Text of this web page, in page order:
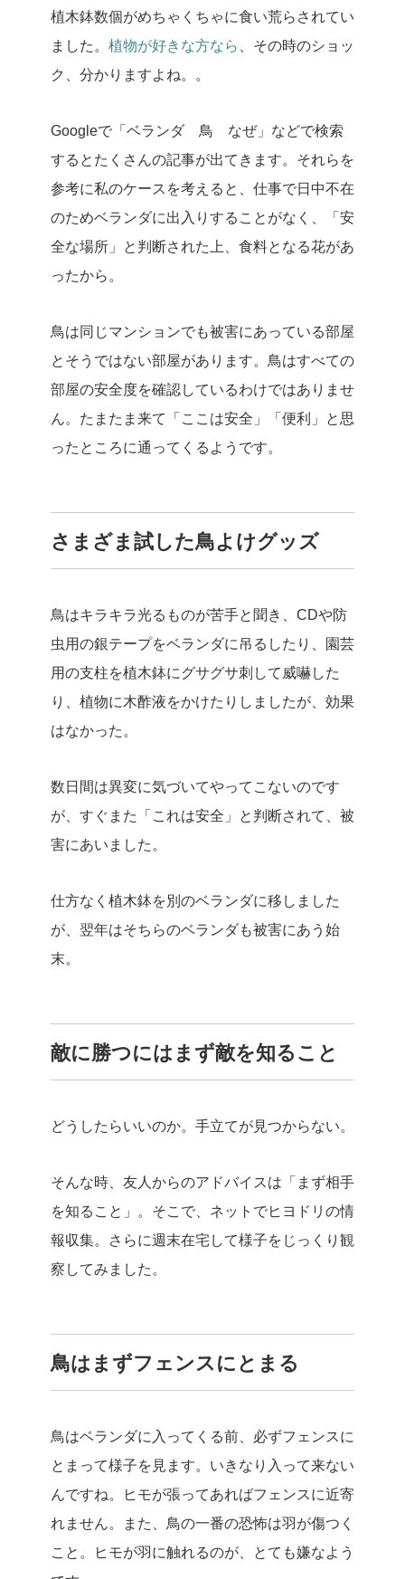
植木鉢数個がめちゃくちゃに食い荒らされてい
ました。 植物が好きな方なら
、その時のショッ
ク、分かりますよね。。
Googleで「ベランダ 鳥 なぜ」などで検索
するとたくさんの記事が出てきます。それらを
参考に私のケースを考えると、仕事で日中不在
のためベランダに出入りすることがなく、「安
全な場所」と判断された上、食料となる花があ
ったから。
鳥は同じマンションでも被害にあっている部屋
とそうではない部屋があります。鳥はすべての
部屋の安全度を確認しているわけではありませ
ん。たまたま来て「ここは安全」「便利」と思
ったところに通ってくるようです。
さまざま試した鳥よけグッズ
鳥はキラキラ光るものが苦手と聞き、CDや防
虫用の銀テープをベランダに吊るしたり、園芸
用の支柱を植木鉢にグサグサ刺して威嚇した
り、植物に木酢液をかけたりしましたが、効果
はなかった。
数日間は異変に気づいてやってこないのです
が、すぐまた「これは安全」と判断されて、被
害にあいました。
仕方なく植木鉢を別のベランダに移しました
が、翌年はそちらのベランダも被害にあう始
末。
敵に勝つにはまず敵を知ること
どうしたらいいのか。手立てが見つからない。
そんな時、友人からのアドバイスは「まず相手
を知ること」。そこで、ネットでヒヨドリの情
報収集。さらに週末在宅して様子をじっくり観
察してみました。
鳥はまずフェンスにとまる
鳥はベランダに入ってくる前、必ずフェンスに
とまって様子を見ます。いきなり入って来ない
んですね。ヒモが張ってあればフェンスに近寄
れません。また、鳥の一番の恐怖は羽が傷つく
こと。ヒモが羽に触れるのが、とても嫌なよう